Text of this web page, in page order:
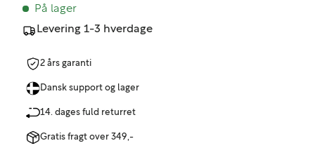
På lager
Levering 1-3 hverdage
2 års garanti
Dansk support og lager
14. dages fuld returret
Gratis fragt over 349,-